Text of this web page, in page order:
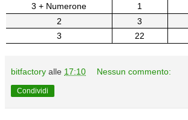
3 + Numerone
1
2
3
3
22
bitfactory alle 17:10 Nessun commento:
Condividi